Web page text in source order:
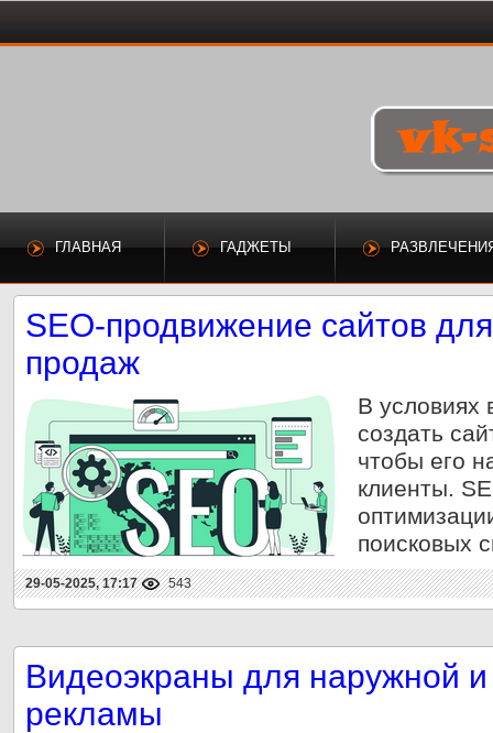
ГЛАВНАЯ ГАДЖЕТЫ
SEO-продвижение сайтов
продаж
В условиях
создать
чтобы его
клиенты.
поисковых
29-05-2025, 17:17 543
Видеоэкраны для наружной
рекламы